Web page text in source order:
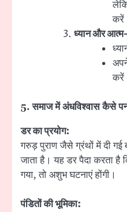
ध्यान और
5.समाज में अंधविश्वास कैसे
डर का प्रयोग:
गरुड़ पुराण जैसे ग्रंथों में दी गई
जाता है। यह डर पैदा करता है
गया, तो अशुभ घटनाएं होंगी।
पंडितों की भूमिका: